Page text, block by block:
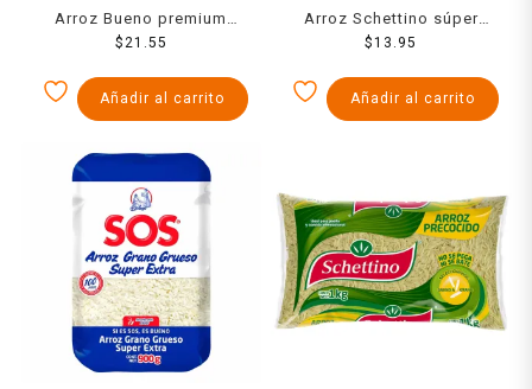
Arroz Bueno premium
súper extra 900 g
$ 21.55
Añadir al carrito
Arroz Schettino súper
extra 900 g
$13.95
Añadir al carrito